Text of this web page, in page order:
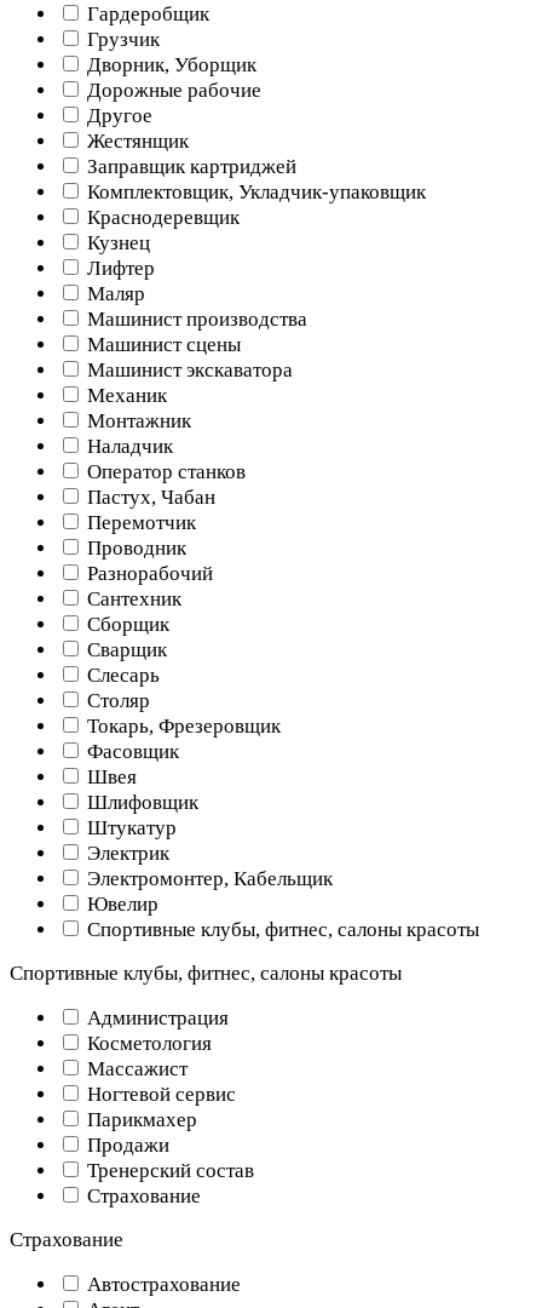
Гардеробщик
Грузчик
Дворник, Уборщик
Дорожные рабочие
Другое
Жестянщик
Заправщик картриджей
Комплектовщик, Укладчик-упаковщик
Краснодеревщик
Кузнец
Лифтер
Маляр
Машинист производства
Машинист сцены
Машинист экскаватора
Механик
Монтажник
Наладчик
Оператор станков
Пастух, Чабан
Перемотчик
Проводник
Разнорабочий
Сантехник
Сборщик
Сварщик
Слесарь
Столяр
Токарь, Фрезеровщик
Фасовщик
Швея
Шлифовщик
Штукатур
Электрик
Электромонтер, Кабельщик
Ювелир
Спортивные клубы, фитнес, салоны красоты
Спортивные клубы, фитнес, салоны красоты
Администрация
Косметология
Массажист
Ногтевой сервис
Парикмахер
Продажи
Тренерский состав
Страхование
Страхование
Автострахование